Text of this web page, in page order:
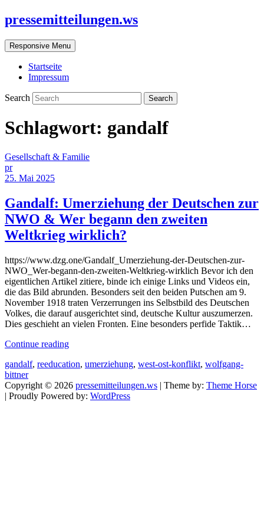
pressemitteilungen.ws
Responsive Menu
Startseite
Impressum
Search
Schlagwort: gandalf
Gesellschaft & Familie
pr
25. Mai 2025
Gandalf: Umerziehung der Deutschen zur
NWO & Wer begann den zweiten
Weltkrieg wirklich?
https://www.dzg.one/Gandalf_Umerziehung-der-Deutschen-zur-
NWO_Wer-begann-den-zweiten-Weltkrieg-wirklich Bevor ich den
eigentlichen Artikel zitiere, binde ich einige Links und Videos ein,
die das Bild abrunden. Besonders seit den beiden Putschen am 9.
November 1918 traten Verzerrungen ins Selbstbild des Deutschen
Volkes, die darauf ausgerichtet sind, deutsche Kultur auszumerzen.
Dies geschieht an vielen Fronten. Eine besonders perfide Taktik…
Continue reading
gandalf, reeducation, umerziehung, west-ost-konflikt, wolfgang-
bittner
Copyright © 2026 pressemitteilungen.ws | Theme by: Theme Horse
| Proudly Powered by: WordPress